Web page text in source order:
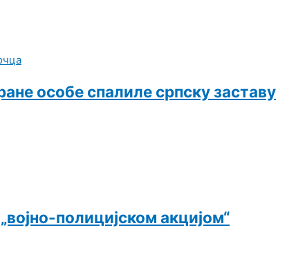
спалиле српску заставу
полицијском акцијом“